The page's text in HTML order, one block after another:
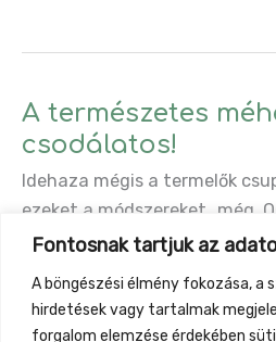
Fontosnak tartjuk az
A böngészési élmény fokozása, a
hirdetések vagy tartalmak
forgalom elemzése érdekében
szövetségben
(SZÖSZ)
A természetes
csodálatos!
Idehaza mégis a termelők
ezeket a módszereket…még.
hírét, hogy így is lehet!
önellátásra törekszel, ezeket
mindenképp ismerned kell.